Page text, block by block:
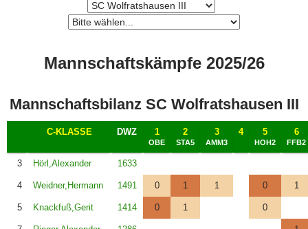
Mannschaftskämpfe 2025/26
Mannschaftsbilanz SC Wolfratshausen III
C-KLASSE DWZ 1
OBE
2
STA5
3
AMM3
4 5
HOH2
6
FFB2
3 Hörl,Alexander 1633
4 Weidner,Hermann 1491 0 1 1 0 1
5 Knackfuß,Gerit 1414 0 1 0